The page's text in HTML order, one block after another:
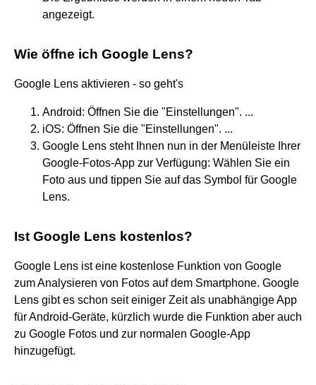
angezeigt.
Wie öffne ich Google Lens?
Google Lens aktivieren - so geht's
Android: Öffnen Sie die "Einstellungen". ...
iOS: Öffnen Sie die "Einstellungen". ...
Google Lens steht Ihnen nun in der Menüleiste Ihrer
Google-Fotos-App zur Verfügung: Wählen Sie ein
Foto aus und tippen Sie auf das Symbol für Google
Lens.
Ist Google Lens kostenlos?
Google Lens ist eine kostenlose Funktion von Google
zum Analysieren von Fotos auf dem Smartphone. Google
Lens gibt es schon seit einiger Zeit als unabhängige App
für Android-Geräte, kürzlich wurde die Funktion aber auch
zu Google Fotos und zur normalen Google-App
hinzugefügt.